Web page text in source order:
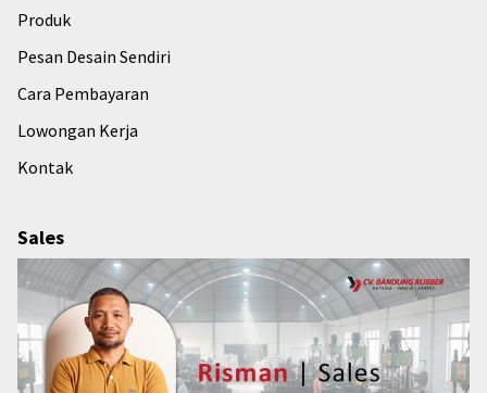
Produk
Pesan Desain Sendiri
Cara Pembayaran
Lowongan Kerja
Kontak
Sales